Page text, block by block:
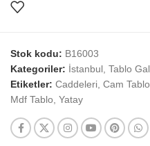
Stok kodu: B16003
Kategoriler: İstanbul, Tablo
Etiketler: Caddeleri, Cam Tablo
Mdf Tablo, Yatay